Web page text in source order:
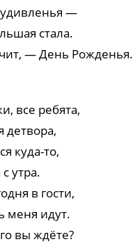
удивленья —
стала.
— День Рожденья.
все ребята,
детвора,
куда-то,
утра.
в гости,
меня идут.
вы ждёте?